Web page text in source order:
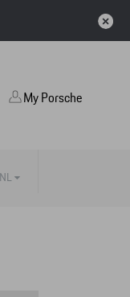
My Porsche
NL